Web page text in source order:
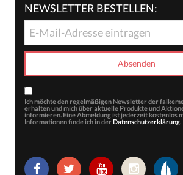
NEWSLETTER BESTELLEN:
Ich möchte den regelmäßigen Newsletter der
erhalten und mich über aktuelle Produkte und
informieren. Eine Abmeldung ist jederzeit kostenlos
Informationen finde ich in der Datenschutzerklärung.